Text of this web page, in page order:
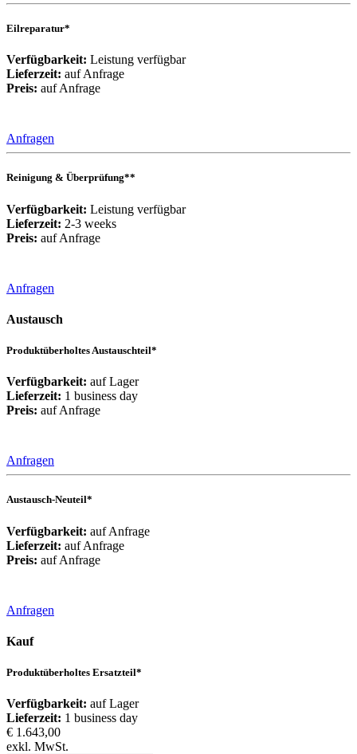
Eilreparatur*
Verfügbarkeit: Leistung verfügbar
Lieferzeit: auf Anfrage
Preis: auf Anfrage
Anfragen
Reinigung & Überprüfung**
Verfügbarkeit: Leistung verfügbar
Lieferzeit: 2-3 weeks
Preis: auf Anfrage
Anfragen
Austausch
Produktüberholtes Austauschteil*
Verfügbarkeit: auf Lager
Lieferzeit: 1 business day
Preis: auf Anfrage
Anfragen
Austausch-Neuteil*
Verfügbarkeit: auf Anfrage
Lieferzeit: auf Anfrage
Preis: auf Anfrage
Anfragen
Kauf
Produktüberholtes Ersatzteil*
Verfügbarkeit: auf Lager
Lieferzeit: 1 business day
€ 1.643,00
exkl. MwSt.